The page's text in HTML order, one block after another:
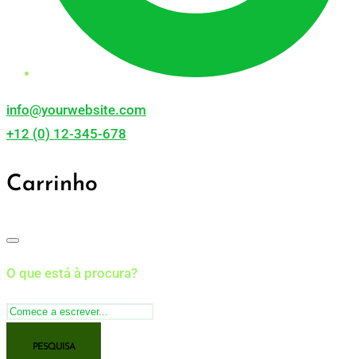
info@yourwebsite.com
+12 (0) 12-345-678
Carrinho
O que está à procura?